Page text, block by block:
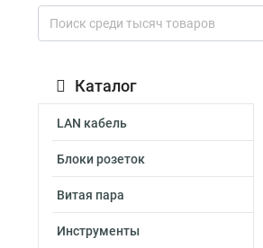
Каталог
LAN кабель
Блоки розеток
Витая пара
Инструменты